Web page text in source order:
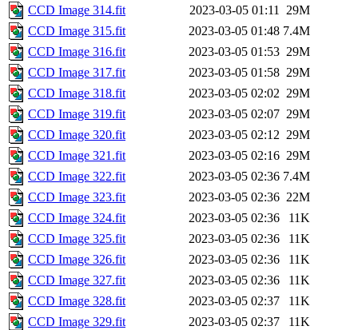
CCD Image 314.fit
2023-03-05 01:11 29M
CCD Image 315.fit
2023-03-05 01:48 7.4M
CCD Image 316.fit
2023-03-05 01:53 29M
CCD Image 317.fit
2023-03-05 01:58 29M
CCD Image 318.fit
2023-03-05 02:02 29M
CCD Image 319.fit
2023-03-05 02:07 29M
CCD Image 320.fit
2023-03-05 02:12 29M
CCD Image 321.fit
2023-03-05 02:16 29M
CCD Image 322.fit
2023-03-05 02:36 7.4M
CCD Image 323.fit
2023-03-05 02:36 22M
CCD Image 324.fit
2023-03-05 02:36
11K
CCD Image 325.fit
2023-03-05 02:36
11K
CCD Image 326.fit
2023-03-05 02:36
11K
CCD Image 327.fit
2023-03-05 02:36
11K
CCD Image 328.fit
2023-03-05 02:37
11K
CCD Image 329.fit
2023-03-05 02:37
11K